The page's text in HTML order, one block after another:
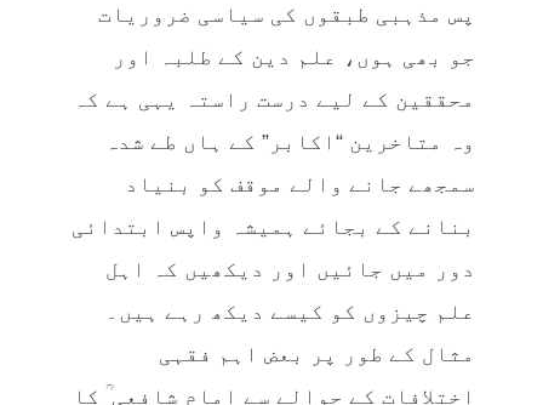
پس مذہبی طبقوں کی سیاسی ضروریات
جو بھی ہوں، علم دین کے طلبہ اور
محققین کے لیے درست راستہ یہی ہے کہ
وہ متاخرین “اکابر” کے ہاں طے شدہ
سمجھے جانے والے موقف کو بنیاد
بنانے کے بجائے ہمیشہ واپس ابتدائی
دور میں جائیں اور دیکھیں کہ اہل
علم چیزوں کو کیسے دیکھ رہے ہیں۔
مثال کے طور پر بعض اہم فقہی
اختلافات کے حوالے سے امام شافعی ؒ کا